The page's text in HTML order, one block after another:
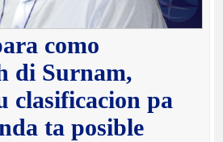
como
di Surnam,
clasificacion pa
ta posible